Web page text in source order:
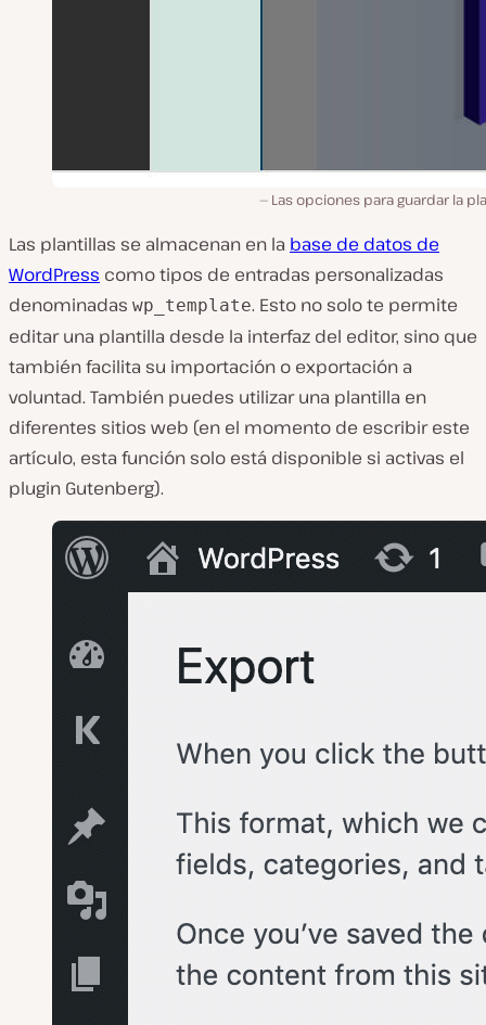
Las opciones para guardar la
Las plantillas se almacenan en la base de datos de
WordPress como tipos de entradas personalizadas
denominadas wp_template. Esto no solo te permite
editar una plantilla desde la interfaz del editor, sino que
también facilita su importación o exportación a
voluntad. También puedes utilizar una plantilla en
diferentes sitios web (en el momento de escribir este
artículo, esta función solo está disponible si activas el
plugin Gutenberg).